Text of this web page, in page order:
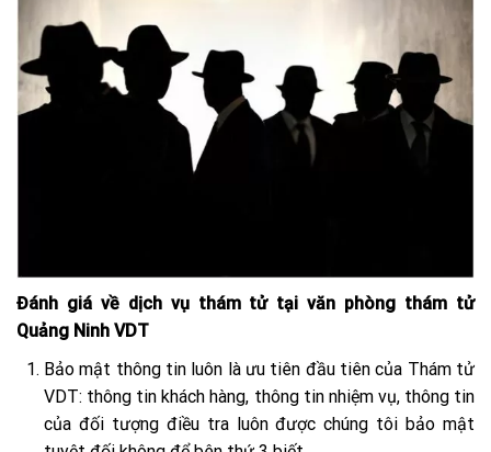
Đánh giá về dịch vụ thám tử tại văn phòng thám tử
Quảng Ninh VDT
Bảo mật thông tin luôn là ưu tiên đầu tiên của Thám tử
VDT: thông tin khách hàng, thông tin nhiệm vụ, thông tin
của đối tượng điều tra luôn được chúng tôi bảo mật